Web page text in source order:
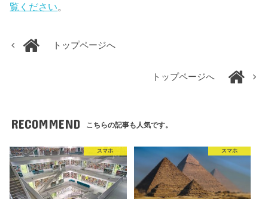
覧ください。
トップページへ
トップページへ
RECOMMEND こちらの記事も人気です。
スマホ スマホ